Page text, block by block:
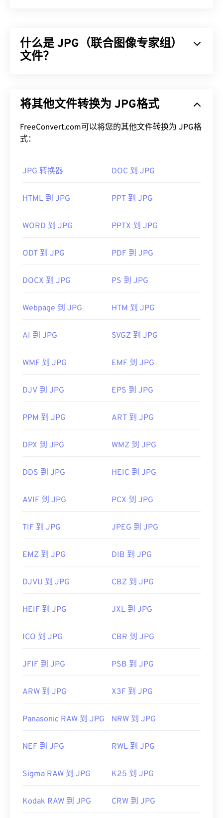
什么是 JPG（联合图像专家组）
文件？
泛应用的原因。JPG 文件相对较小，非常适合在互
JPEG 压缩工具将文件大小减少高达 80%！
如果您需要更好的压缩效果，您可以将
几乎所有图像查看器程序和应用程序都能识别并打开
像查看器、图像编辑器或网页浏览器中打开它。要选
开方式”。
Microsoft Photos 等 Microsoft应用程序以及
JPEG 图像大小，请使用我们的 图像调整器
首次发布：
1992年9月18日
将其他文件转换为 JPG格式
FreeConvert.com可以将您的其他文件转换为 JPG格
式：
JPG 转换器 DOC 到 JPG
HTML 到 JPG PPT 到 JPG
WORD 到 JPG PPTX 到 JPG
ODT 到 JPG PDF 到 JPG
DOCX 到 JPG PS 到 JPG
Webpage 到 JPG HTM 到 JPG
AI 到 JPG SVGZ 到 JPG
WMF 到 JPG EMF 到 JPG
DJV 到 JPG EPS 到 JPG
PPM 到 JPG ART 到 JPG
DPX 到 JPG WMZ 到 JPG
DDS 到 JPG HEIC 到 JPG
AVIF 到 JPG PCX 到 JPG
TIF 到 JPG JPEG 到 JPG
EMZ 到 JPG DIB 到 JPG
DJVU 到 JPG CBZ 到 JPG
HEIF 到 JPG JXL 到 JPG
ICO 到 JPG CBR 到 JPG
JFIF 到 JPG PSB 到 JPG
ARW 到 JPG X3F 到 JPG
Panasonic RAW 到 JPG NRW 到 JPG
NEF 到 JPG RWL 到 JPG
Sigma RAW 到 JPG K25 到 JPG
Kodak RAW 到 JPG CRW 到 JPG